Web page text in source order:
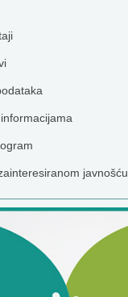
javnošću